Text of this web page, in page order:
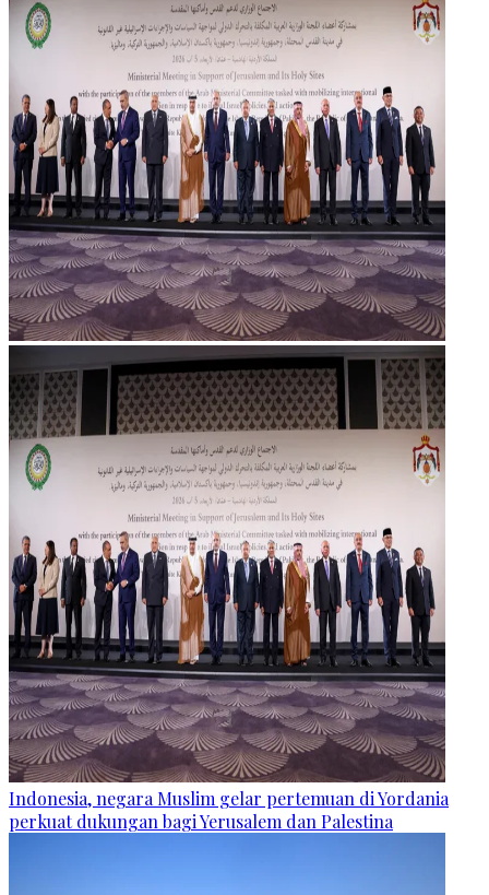
Indonesia, negara Muslim gelar pertemuan di Yordania
perkuat dukungan bagi Yerusalem dan Palestina